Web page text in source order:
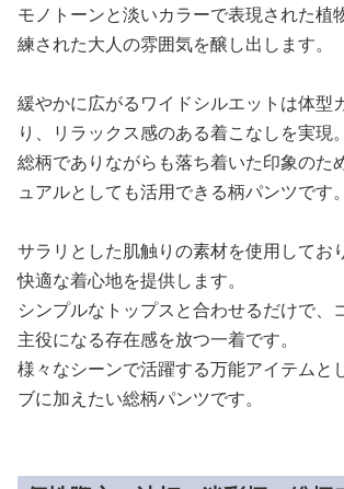
モノトーンと淡いカラーで表現された植
練された大人の雰囲気を醸し出します。
緩やかに広がるワイドシルエットは体型
り、リラックス感のある着こなしを実現。
総柄でありながらも落ち着いた印象のた
ュアルとしても活用できる柄パンツです。
サラリとした肌触りの素材を使用してお
快適な着心地を提供します。
シンプルなトップスと合わせるだけで、
主役になる存在感を放つ一着です。
様々なシーンで活躍する万能アイテムと
ブに加えたい総柄パンツです。